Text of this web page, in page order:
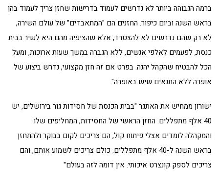
ברמה הגבוהה ביותר לא נדרשים לעמוד בדרישות שחזן צריך לעמוד בהן
בראש השנה וביום כיפור. החזנים הם "המתאבדים" של עולם השירה,
לא רק שהם נדרשים לא להצטרד, אלא שהציפיה מהם היא לשיר בבית
כנסת, לפעמים לאלפי אנשים, ללא הגברה במשך שעות ארוכות, ומעל
הכל להבטיח שהקהל יהנה. בפרט אם זה חזן מקצועי, נדרש ביצוע של
אופרה ללא התנאים שיש באופרה".
ישורון ממחיש את האתגר "בבית הכנסת של חסידות גור בירושלים, יש
40 אלף מתפללים. החזן הראשי של החסידות, המחליפים שלו
והמקהלה לומדים אצלי פיתוח קול, הם צריכים לקום בבוקר ולהתחזן
בראש השנה ל-40 אלף מתפללים. כולם צריכים לשמוע אותם, והם
צריכים לספק קונצרט איכותי. אין דומה לזה בעולם"